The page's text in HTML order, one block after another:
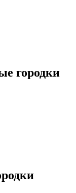
городки